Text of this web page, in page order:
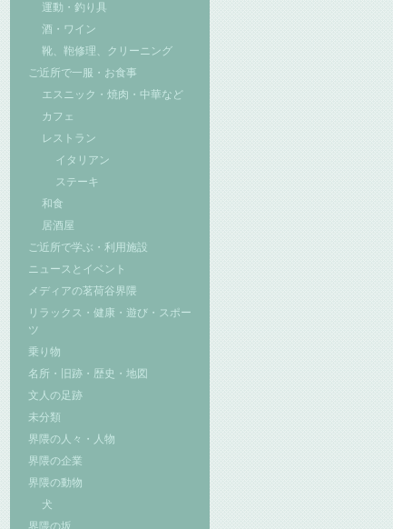
運動・釣り具
酒・ワイン
靴、鞄修理、クリーニング
ご近所で一服・お食事
エスニック・焼肉・中華など
カフェ
レストラン
イタリアン
ステーキ
和食
居酒屋
ご近所で学ぶ・利用施設
ニュースとイベント
メディアの茗荷谷界隈
リラックス・健康・遊び・スポー
ツ
乗り物
名所・旧跡・歴史・地図
文人の足跡
未分類
界隈の人々・人物
界隈の企業
界隈の動物
犬
界隈の坂